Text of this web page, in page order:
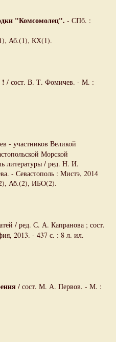
"Комсомолец". - СПб. :
Аб.(1), КХ(1).
! / сост. В. Т. Фомичев. - М. :
- участников Великой
Морской
литературы / ред. Н. И.
- Севастополь : Мистэ, 2014
Аб.(2), ИБО(2).
/ ред. С. А. Капранова ; сост.
2013. - 437 с. : 8 л. ил.
/ сост. М. А. Первов. - М. :